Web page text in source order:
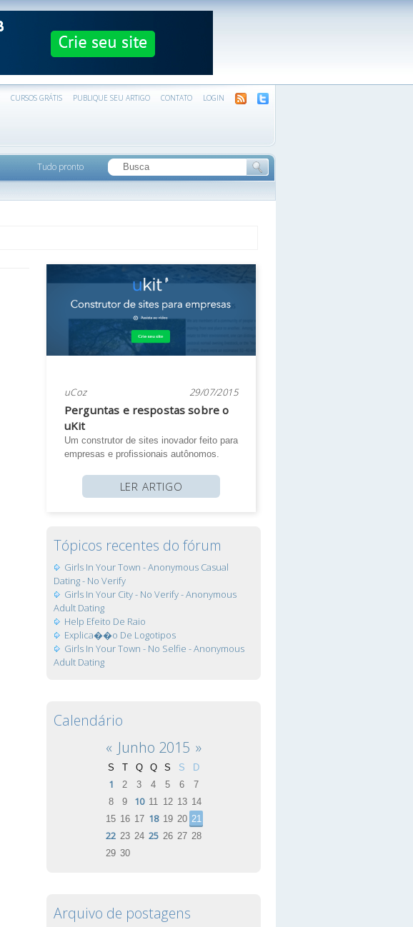
CURSOS GRÁTIS PUBLIQUE SEU ARTIGO CONTATO LOGIN
Tudo pronto
uCoz 29/07/2015
Perguntas e respostas sobre o
uKit
Um construtor de sites inovador feito para
empresas e profissionais autônomos.
LER ARTIGO
Tópicos recentes do fórum
Girls In Your Town - Anonymous Casual
Dating - No Verify
Girls In Your City - No Verify - Anonymous
Adult Dating
Help Efeito De Raio
Explica��o De Logotipos
Girls In Your Town - No Selfie - Anonymous
Adult Dating
Calendário
« Junho 2015 »
S T Q Q S S D
1 2 3 4 5 6
7
8
9 10 11 12 13 14
15 16 17 18 19 20 21
22 23 24 25 26 27 28
29 30
Arquivo de postagens